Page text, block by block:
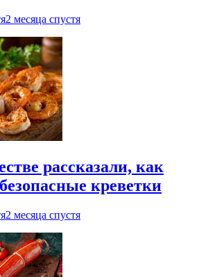
2 месяца спустя
рассказали, как
креветки
2 месяца спустя